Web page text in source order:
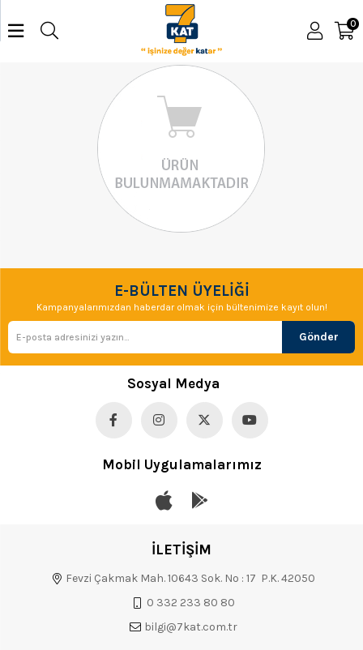
0
E-BÜLTEN ÜYELİĞİ
Kampanyalarımızdan haberdar olmak için bültenimize kayıt olun!
Gönder
Sosyal Medya
Mobil Uygulamalarımız
İLETİŞİM
Fevzi Çakmak Mah. 10643 Sok. No : 17 P.K. 42050
0 332 233 80 80
bilgi@7kat.com.tr